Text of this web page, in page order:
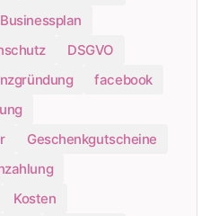
Businessplan
DSGVO
facebook
Geschenkgutscheine
Kosten